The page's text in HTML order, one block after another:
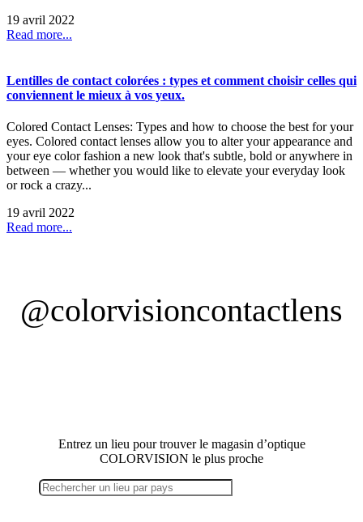
19 avril 2022
Read more...
Lentilles de contact colorées : types et comment choisir celles qui
conviennent le mieux à vos yeux.
Colored Contact Lenses: Types and how to choose the best for your
eyes. Colored contact lenses allow you to alter your appearance and
your eye color fashion a new look that's subtle, bold or anywhere in
between — whether you would like to elevate your everyday look
or rock a crazy...
19 avril 2022
Read more...
@colorvisioncontactlens
Entrez un lieu pour trouver le magasin d’optique
COLORVISION le plus proche